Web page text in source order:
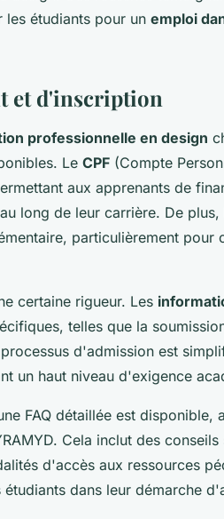
les étudiants pour un emploi
et d'inscription
professionnelle en design
Le CPF (Compte
aux apprenants de
long de leur carrière. De plus,
particulièrement pour
certaine rigueur. Les
telles que la
d'admission est
un haut niveau d'exigence
FAQ détaillée est disponible,
Cela inclut des
d'accès aux ressources
dans leur démarche